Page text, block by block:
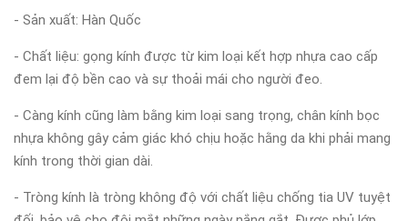
- Sản xuất: Hàn Quốc
- Chất liệu: gọng kính được từ kim loại kết hợp nhựa cao cấp
đem lại độ bền cao và sự thoải mái cho người đeo.
- Càng kính cũng làm bằng kim loại sang trọng, chân kính bọc
nhựa không gây cảm giác khó chịu hoặc hằng da khi phải mang
kính trong thời gian dài.
- Tròng kính là tròng không độ với chất liệu chống tia UV tuyệt